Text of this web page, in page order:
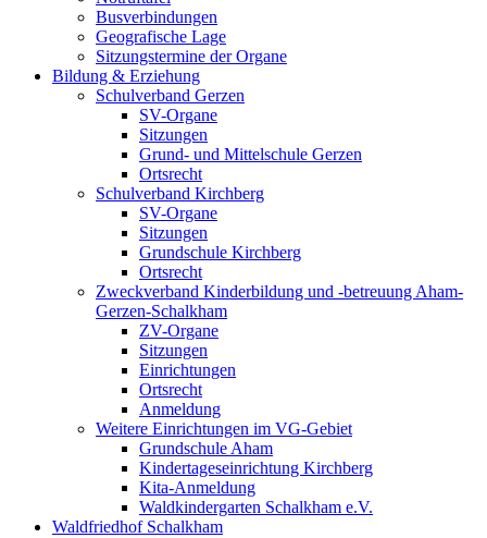
Busverbindungen
Geografische Lage
Sitzungstermine der Organe
Bildung & Erziehung
Schulverband Gerzen
SV-Organe
Sitzungen
Grund- und Mittelschule Gerzen
Ortsrecht
Schulverband Kirchberg
SV-Organe
Sitzungen
Grundschule Kirchberg
Ortsrecht
Zweckverband Kinderbildung und -betreuung Aham-
Gerzen-Schalkham
ZV-Organe
Sitzungen
Einrichtungen
Ortsrecht
Anmeldung
Weitere Einrichtungen im VG-Gebiet
Grundschule Aham
Kindertageseinrichtung Kirchberg
Kita-Anmeldung
Waldkindergarten Schalkham e.V.
Waldfriedhof Schalkham